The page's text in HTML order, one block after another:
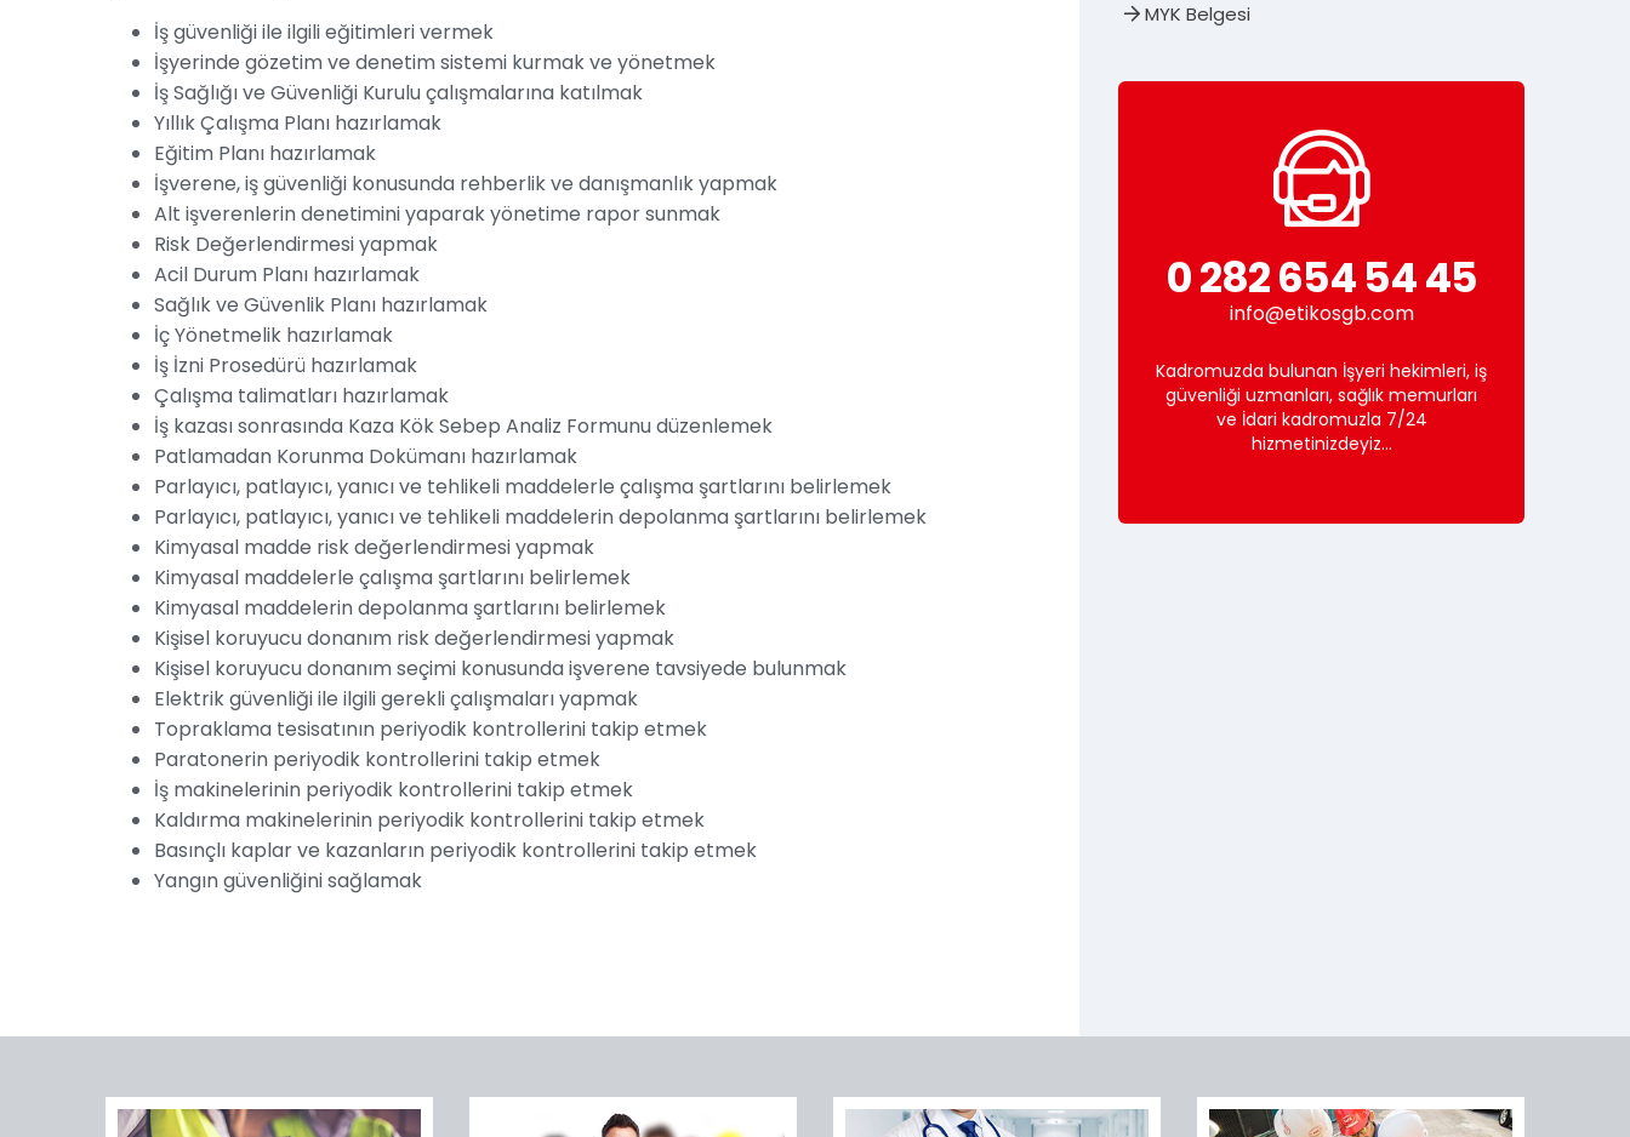
İş güvenliği ile ilgili eğitimleri vermek
İşyerinde gözetim ve denetim sistemi kurmak ve yönetmek
İş Sağlığı ve Güvenliği Kurulu çalışmalarına katılmak
Yıllık Çalışma Planı hazırlamak
Eğitim Planı hazırlamak
İşverene, iş güvenliği konusunda rehberlik ve danışmanlık yapmak
Alt işverenlerin denetimini yaparak yönetime rapor sunmak
Risk Değerlendirmesi yapmak
Acil Durum Planı hazırlamak
Sağlık ve Güvenlik Planı hazırlamak
İç Yönetmelik hazırlamak
İş İzni Prosedürü hazırlamak
Çalışma talimatları hazırlamak
İş kazası sonrasında Kaza Kök Sebep Analiz Formunu düzenlemek
Patlamadan Korunma Dokümanı hazırlamak
Parlayıcı, patlayıcı, yanıcı ve tehlikeli maddelerle çalışma şartlarını belirlemek
Parlayıcı, patlayıcı, yanıcı ve tehlikeli maddelerin depolanma şartlarını belirlemek
Kimyasal madde risk değerlendirmesi yapmak
Kimyasal maddelerle çalışma şartlarını belirlemek
Kimyasal maddelerin depolanma şartlarını belirlemek
Kişisel koruyucu donanım risk değerlendirmesi yapmak
Kişisel koruyucu donanım seçimi konusunda işverene tavsiyede bulunmak
Elektrik güvenliği ile ilgili gerekli çalışmaları yapmak
Topraklama tesisatının periyodik kontrollerini takip etmek
Paratonerin periyodik kontrollerini takip etmek
İş makinelerinin periyodik kontrollerini takip etmek
Kaldırma makinelerinin periyodik kontrollerini takip etmek
Basınçlı kaplar ve kazanların periyodik kontrollerini takip etmek
Yangın güvenliğini sağlamak
MYK Belgesi
0 282 654 54 45
info@etikosgb.com
Kadromuzda bulunan İşyeri hekimleri, iş
güvenliği uzmanları, sağlık memurları
ve İdari kadromuzla 7/24
hizmetinizdeyiz...